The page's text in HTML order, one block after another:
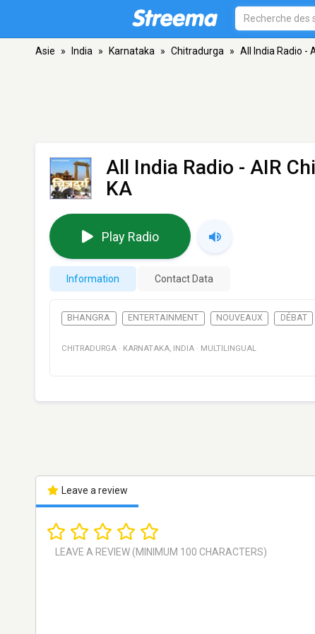
Asie » India » Karnataka » Chitradurga » All India Radio -
All India Radio - AIR
KA
Play Radio
Information Contact Data
BHANGRA ENTERTAINMENT NOUVEAUX DÉBAT
CHITRADURGA · KARNATAKA, INDIA · MULTILINGUAL
Leave a review